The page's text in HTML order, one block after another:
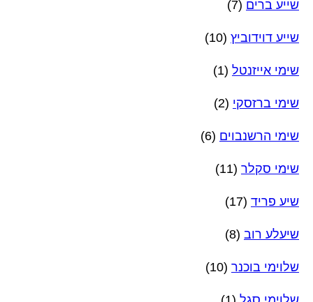
שייע ברים (7)
שייע דוידוביץ (10)
שימי אייזנטל (1)
שימי ברזסקי (2)
שימי הרשנבוים (6)
שימי סקלר (11)
שיע פריד (17)
שיעלע רוב (8)
שלוימי בוכנר (10)